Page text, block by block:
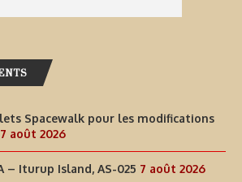
Spacewalk pour les modifications
7 août 2026
– Iturup Island, AS-025 7 août 2026